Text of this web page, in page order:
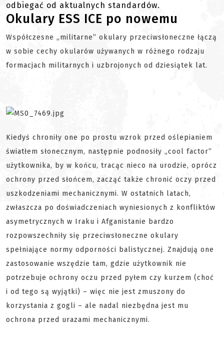
odbiegać od aktualnych standardów.
Okulary ESS ICE po nowemu
Współczesne „militarne” okulary przeciwsłoneczne łączą
w sobie cechy okularów używanych w różnego rodzaju
formacjach militarnych i uzbrojonych od dziesiątek lat.
Kiedyś chroniły one po prostu wzrok przed oślepianiem
światłem słonecznym, następnie podnosiły „cool factor”
użytkownika, by w końcu, tracąc nieco na urodzie, oprócz
ochrony przed słońcem, zacząć także chronić oczy przed
uszkodzeniami mechanicznymi. W ostatnich latach,
zwłaszcza po doświadczeniach wyniesionych z konfliktów
asymetrycznych w Iraku i Afganistanie bardzo
rozpowszechniły się przeciwsłoneczne okulary
spełniające normy odporności balistycznej. Znajdują one
zastosowanie wszędzie tam, gdzie użytkownik nie
potrzebuje ochrony oczu przed pyłem czy kurzem (choć
i od tego są wyjątki) – więc nie jest zmuszony do
korzystania z gogli – ale nadal niezbędna jest mu
ochrona przed urazami mechanicznymi.